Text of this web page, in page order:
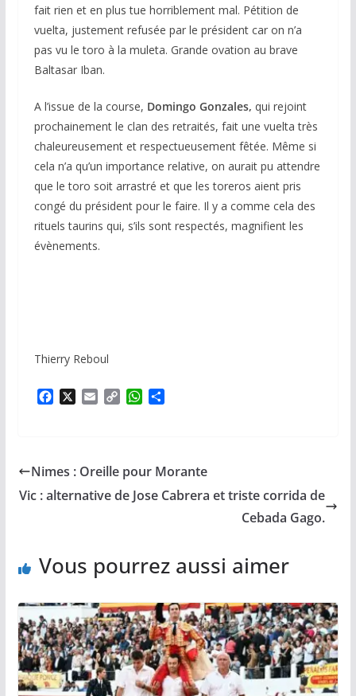
fait rien et en plus tue horriblement mal. Pétition de
vuelta, justement refusée par le président car on n’a
pas vu le toro à la muleta. Grande ovation au brave
Baltasar Iban.
A l’issue de la course, Domingo Gonzales, qui rejoint
prochainement le clan des retraités, fait une vuelta très
chaleureusement et respectueusement fêtée. Même si
cela n’a qu’un importance relative, on aurait pu attendre
que le toro soit arrastré et que les toreros aient pris
congé du président pour le faire. Il y a comme cela des
rituels taurins qui, s’ils sont respectés, magnifient les
évènements.
Thierry Reboul
o
o
n
W
A
p
g
e
Nimes : Oreille pour Morante
Vic : alternative de Jose Cabrera et triste corrida de
Cebada Gago.
Vous pourrez aussi aimer